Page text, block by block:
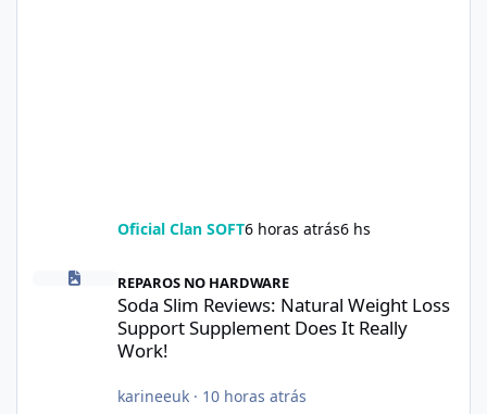
Oficial Clan SOFT6 horas atrás6 hs
Soda Slim Reviews: Natural Weight Loss Support Supplement
REPAROS NO HARDWARE
Soda Slim Reviews: Natural Weight Loss
Support Supplement Does It Really
Work!
karineeuk· 10 horas atrás